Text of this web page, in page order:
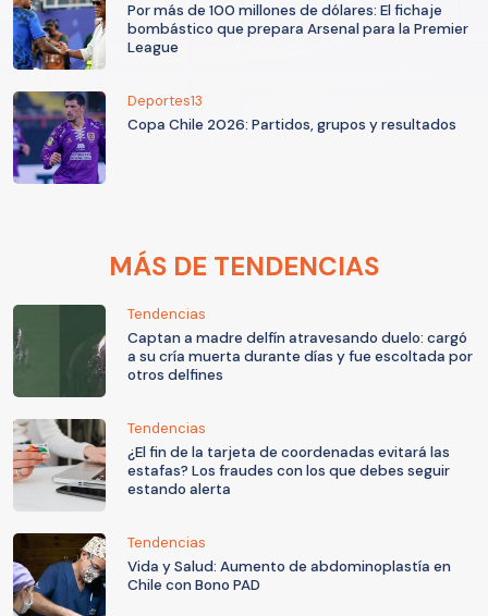
Por más de 100 millones de dólares: El fichaje
bombástico que prepara Arsenal para la Premier
League
Deportes13
Copa Chile 2026: Partidos, grupos y resultados
MÁS DE TENDENCIAS
Tendencias
Captan a madre delfín atravesando duelo: cargó
a su cría muerta durante días y fue escoltada por
otros delfines
Tendencias
¿El fin de la tarjeta de coordenadas evitará las
estafas? Los fraudes con los que debes seguir
estando alerta
Tendencias
Vida y Salud: Aumento de abdominoplastía en
Chile con Bono PAD